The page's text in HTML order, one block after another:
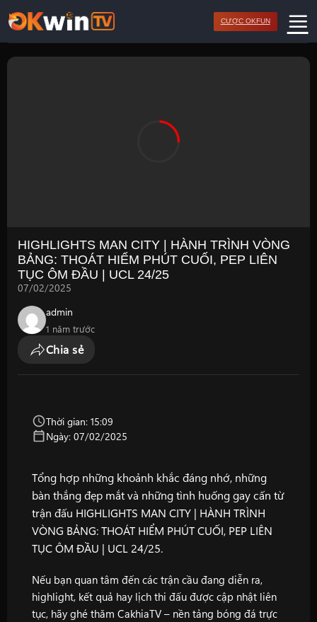
qua
nội
dung
CƯỢC OKFUN
HIGHLIGHTS MAN CITY | HÀNH TRÌNH VÒNG
BẢNG: THOÁT HIỂM PHÚT CUỐI, PEP LIÊN
TỤC ÔM ĐẦU | UCL 24/25
07/02/2025
admin
1 năm trước
Chia sẻ
Thời gian: 15:09
Ngày: 07/02/2025
Tổng hợp những khoảnh khắc đáng nhớ, những
bàn thắng đẹp mắt và những tình huống gay cấn từ
trận đấu HIGHLIGHTS MAN CITY | HÀNH TRÌNH
VÒNG BẢNG: THOÁT HIỂM PHÚT CUỐI, PEP LIÊN
TỤC ÔM ĐẦU | UCL 24/25.
Nếu bạn quan tâm đến các trận cầu đang diễn ra,
highlight, kết quả hay lịch thi đấu được cập nhật liên
tục, hãy ghé thăm CakhiaTV – nền tảng bóng đá trực